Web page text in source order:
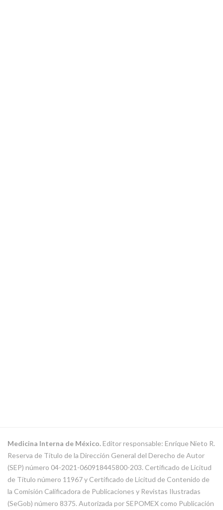
Medicina Interna de México.Editor responsable: Enrique Nieto R.
Reserva de Título de la Dirección General del Derecho de Autor
(SEP) número 04-2021-060918445800-203. Certificado de Licitud
de Título número 11967 y Certificado de Licitud de Contenido de
la Comisión Calificadora de Publicaciones y Revistas Ilustradas
(SeGob) número 8375. Autorizada por SEPOMEX como Publicación